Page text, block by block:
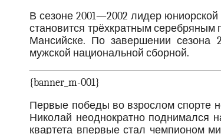
В сезоне 2001—2002 лидер
становится трёхкратным
Мансийске. По завершении сезона
мужской национальной сборной.
{banner_m-001}
Первые победы во взрослом спорте
Николай неоднократно поднимался
квартета впервые стал чемпионом